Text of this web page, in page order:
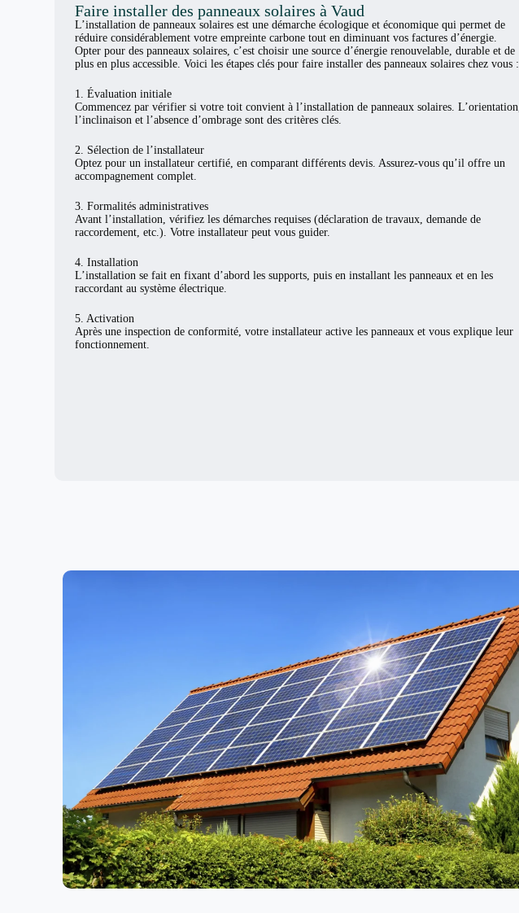
Faire installer des panneaux solaires à Vaud
L’installation de panneaux solaires est une démarche écologique et économique qui permet de
réduire considérablement votre empreinte carbone tout en diminuant vos factures d’énergie.
Opter pour des panneaux solaires, c’est choisir une source d’énergie renouvelable, durable et de
plus en plus accessible. Voici les étapes clés pour faire installer des panneaux solaires chez vous :
1. Évaluation initiale
Commencez par vérifier si votre toit convient à l’installation de panneaux solaires. L’orientation,
l’inclinaison et l’absence d’ombrage sont des critères clés.
2. Sélection de l’installateur
Optez pour un installateur certifié, en comparant différents devis. Assurez-vous qu’il offre un
accompagnement complet.
3. Formalités administratives
Avant l’installation, vérifiez les démarches requises (déclaration de travaux, demande de
raccordement, etc.). Votre installateur peut vous guider.
4. Installation
L’installation se fait en fixant d’abord les supports, puis en installant les panneaux et en les
raccordant au système électrique.
5. Activation
Après une inspection de conformité, votre installateur active les panneaux et vous explique leur
fonctionnement.